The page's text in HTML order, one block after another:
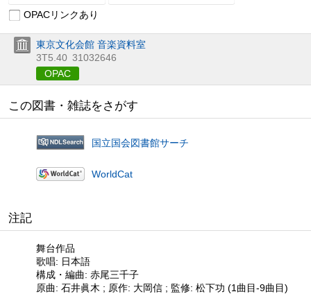
OPACリンクあり
東京文化会館 音楽資料室
3T5.40 31032646
OPAC
この図書・雑誌をさがす
国立国会図書館サーチ
WorldCat
注記
舞台作品
歌唱: 日本語
構成・編曲: 赤尾三千子
原曲: 石井眞木 ; 原作: 大岡信 ; 監修: 松下功 (1曲目-9曲目)